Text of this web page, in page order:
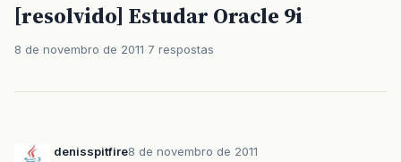
[resolvido] Estudar Oracle 9i
8 de novembro de 2011 7 respostas
denisspitfire8 de novembro de 2011